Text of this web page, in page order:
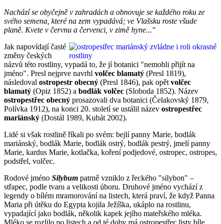
Nachází se obyčejně v zahradách a obnovuje se každého roku ze
svého semena, které na zem vypadává; ve Vlašsku roste všude
planě. Kvete v červnu a červenci, v zimě hyne..."
Jak napovídají časté
změny českých
názvů této rostliny, vypadá to, že jí botanici "nemohli přijít na
jméno". Presl nejprve navrhl volčec blamatý (Presl 1819),
následoval ostropestr obecný (Presl 1846), pak opět volčec
blamatý (Opiz 1852) a bodlák volčec (Sloboda 1852). Název
ostropestřec obecný prosazovali dva botanici (Čelakovský 1879,
Polívka 1912), na konci 20. století se ustálil název ostropestřec
mariánský (Dostál 1989, Kubát 2002).
Lidé si však rostlině říkali po svém: bejlí panny Marie, bodlák
mariánský, bodlák Marie, bodlák ostrý, bodlák pestrý, jmelí panny
Marie, kardus Marie, kotlačka, koření podjedové, ostropec, ostropes,
podstřel, volčec.
Rodové jméno Silybum patrně vzniklo z řeckého "silybon" –
střapec, podle tvaru a velikosti úboru. Druhové jméno vychází z
legendy o bílém mramorování na listech, která praví, že když Panna
Maria při útěku do Egypta kojila Ježíška, ukáplo na rostlinu,
vypadající jako bodlák, několik kapek jejího mateřského mléka.
Mléko se rozlilo po listech a od té doby má ostropestřec listy bíle